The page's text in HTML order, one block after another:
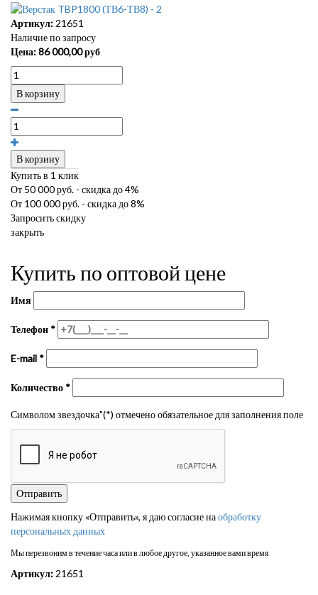
Артикул: 21651
Наличие по запросу
Цена:86 000,00руб
В корзину
В корзину
Купить в 1 клик
От 50 000 руб. - скидка до 4%
От 100 000 руб. - скидка до 8%
Запросить скидку
закрыть
Купить по оптовой цене
Имя
Телефон *
E-mail *
Количество *
Символом звездочка"(*) отмечено обязательное для заполнения поле
Нажимая кнопку «Отправить», я даю согласие наобработку
персональных данных
Мы перезвоним в течение часа или в любое другое, указанное вами время
Артикул: 21651